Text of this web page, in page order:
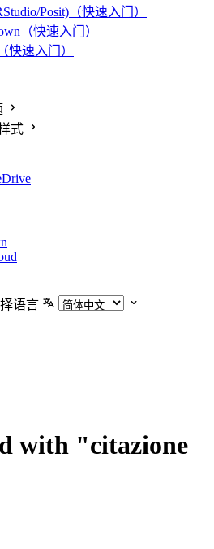
Posit)（快速入门）
（快速入门）
快速入门）
式
语言
with "citazione